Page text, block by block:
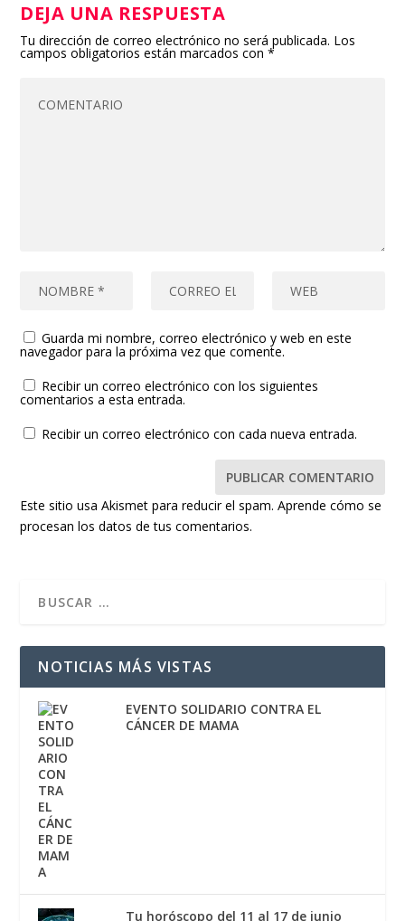
DEJA UNA RESPUESTA
Tu dirección de correo electrónico no será publicada. Los
campos obligatorios están marcados con*
Guarda mi nombre, correo electrónico y web en este
navegador para la próxima vez que comente.
Recibir un correo electrónico con los siguientes
comentarios a esta entrada.
Recibir un correo electrónico con cada nueva entrada.
Este sitio usa Akismet para reducir el spam.Aprende cómo se
procesan los datos de tus comentarios.
NOTICIAS MÁS VISTAS
EVENTO SOLIDARIO CONTRA EL
CÁNCER DE MAMA
Tu horóscopo del 11 al 17 de junio